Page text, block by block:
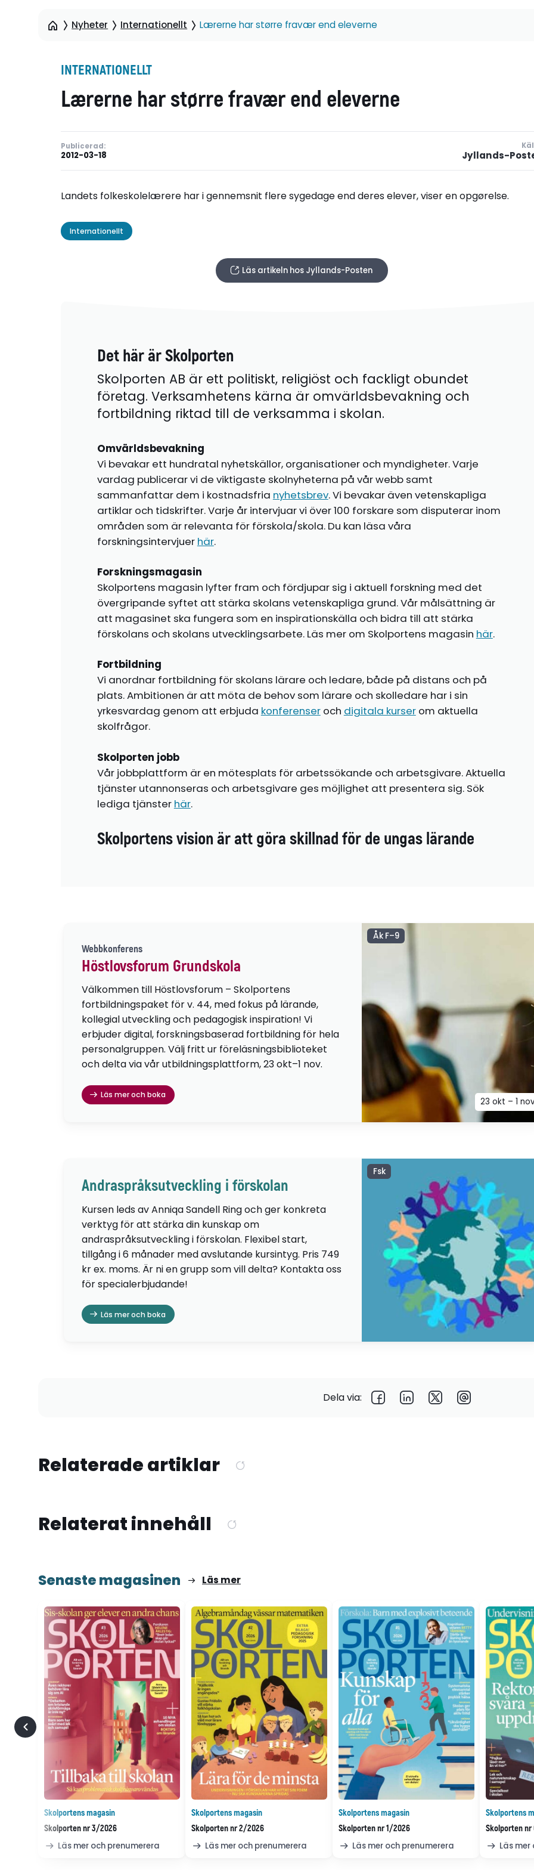
Nyheter Internationellt Lærerne har større fravær end eleverne
INTERNATIONELLT
Lærerne har større fravær end eleverne
Publicerad:
2012-03-18 Jyllands-
Landets folkeskolelærere har i gennemsnit flere sygedage end deres elever, viser en opgørelse.
Internationellt
Läs artikeln hos Jyllands-Posten
Det här är Skolporten
Skolporten AB är ett politiskt, religiöst och fackligt obundet
företag. Verksamhetens kärna är omvärldsbevakning och
fortbildning riktad till de verksamma i skolan.
Omvärldsbevakning
Vi bevakar ett hundratal nyhetskällor, organisationer och myndigheter. Varje
vardag publicerar vi de viktigaste skolnyheterna på vår webb samt
sammanfattar dem i kostnadsfria nyhetsbrev. Vi bevakar även vetenskapliga
artiklar och tidskrifter. Varje år intervjuar vi över 100 forskare som disputerar inom
områden som är relevanta för förskola/skola. Du kan läsa våra
forskningsintervjuer här.
Forskningsmagasin
Skolportens magasin lyfter fram och fördjupar sig i aktuell forskning med det
övergripande syftet att stärka skolans vetenskapliga grund. Vår målsättning är
att magasinet ska fungera som en inspirationskälla och bidra till att stärka
förskolans och skolans utvecklingsarbete. Läs mer om Skolportens magasin här.
Fortbildning
Vi anordnar fortbildning för skolans lärare och ledare, både på distans och på
plats. Ambitionen är att möta de behov som lärare och skolledare har i sin
yrkesvardag genom att erbjuda konferenseroch digitala kurserom aktuella
skolfrågor.
Skolporten jobb
Vår jobbplattform är en mötesplats för arbetssökande och arbetsgivare. Aktuella
tjänster utannonseras och arbetsgivare ges möjlighet att presentera sig. Sök
lediga tjänster här.
Skolportens vision är att göra skillnad för de ungas lärande
Webbkonferens
Höstlovsforum Grundskola
Välkommen till Höstlovsforum – Skolportens
fortbildningspaket för v. 44, med fokus på lärande,
kollegial utveckling och pedagogisk inspiration! Vi
erbjuder digital, forskningsbaserad fortbildning för hela
personalgruppen. Välj fritt ur föreläsningsbiblioteket
och delta via vår utbildningsplattform, 23 okt–1 nov.
Läs mer och boka
Åk F–9
23 okt – 1
Andraspråksutveckling i förskolan
Kursen leds av Anniqa Sandell Ring och ger konkreta
verktyg för att stärka din kunskap om
andraspråksutveckling i förskolan. Flexibel start,
tillgång i 6 månader med avslutande kursintyg. Pris 749
kr ex. moms. Är ni en grupp som vill delta? Kontakta oss
för specialerbjudande!
Läs mer och boka
Fsk
Dela via:
Relaterade artiklar
Relaterat innehåll
Senaste magasinen Läs mer
Skolportens magasin
Skolporten nr 3/2026
Läs mer och prenumerera
Skolportens magasin
Skolporten nr 2/2026
Läs mer och prenumerera
Skolportens magasin
Skolporten nr 1/2026
Läs mer och prenumerera
Skolportens
Skolporten
Läs